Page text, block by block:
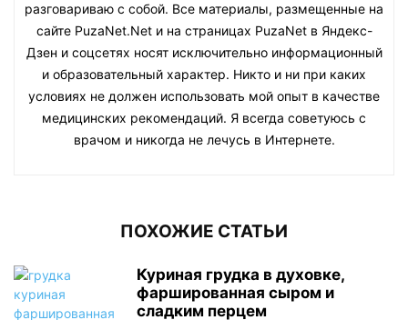
разговариваю с собой. Все материалы, размещенные на
сайте PuzaNet.Net и на страницах PuzaNet в Яндекс-
Дзен и соцсетях носят исключительно информационный
и образовательный характер. Никто и ни при каких
условиях не должен использовать мой опыт в качестве
медицинских рекомендаций. Я всегда советуюсь с
врачом и никогда не лечусь в Интернете.
ПОХОЖИЕ СТАТЬИ
Куриная грудка в духовке,
фаршированная сыром и
сладким перцем